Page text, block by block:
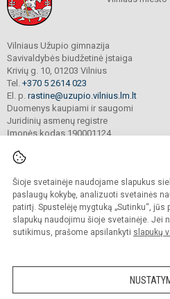
Šioje svetainėje naudojame slapukus
paslaugų kokybę, analizuoti svetainės
patirtį. Spustelėję mygtuką „Sutinku“,
slapukų naudojimu šioje svetainėje. Jei
sutikimus, prašome apsilankyti slapukų
Vilniaus Užupio gimnazija
Savivaldybės biudžetinė įstaiga
Krivių g. 10, 01203 Vilnius
Tel. +370 5 2614 023
El. p. rastine@uzupio.vilnius.lm.lt
Duomenys kaupiami ir saugomi
Juridinių asmenų registre
Įmonės kodas 190001124
© 2025. Vilniaus Užupio
Kopijuoti turinį be raštiško įstaigos
Prieinamumo paraiška
Sumanus būdas atnaujinti